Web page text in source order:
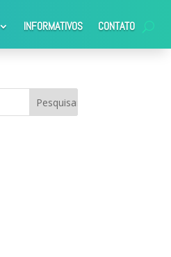
INFORMATIVOS CONTATO